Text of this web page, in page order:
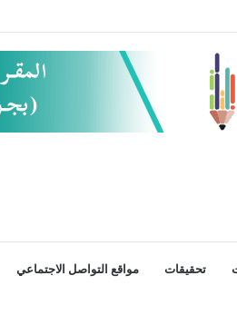
تحقيقات مواقع التواصل الاجتماعي